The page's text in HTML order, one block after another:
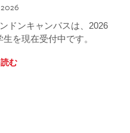
ドンキャンパスは、2026
を現在受付中です。
む